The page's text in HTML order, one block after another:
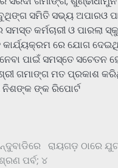
ସମିତି ସଭ୍ୟ ଅପାରଓ
କର୍ମଚାରୀ ଓ ପାରଲା
କାର୍ଯ୍ୟକ୍ରମ ରେ ଯୋଗ
ପାଇଁ ସମସ୍ତେ ସଚେତନ
ଗମାଙ୍ଗ ମତ ପ୍ରକାଶ
ଙ୍କ ରିପୋର୍ଟ
ପର୍ବ; ୪
ରାୟଗଡ଼ ଠାରେ